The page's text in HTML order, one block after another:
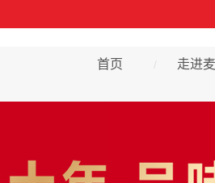
首页 走进